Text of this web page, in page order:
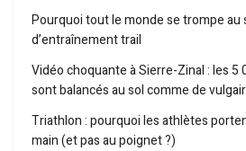
Pourquoi tout le monde se trompe au
d’entraînement trail
Vidéo choquante à Sierre-Zinal : les 5
sont balancés au sol comme de
Triathlon : pourquoi les athlètes
main (et pas au poignet ?)